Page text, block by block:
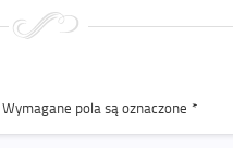
Wymagane pola są oznaczone *